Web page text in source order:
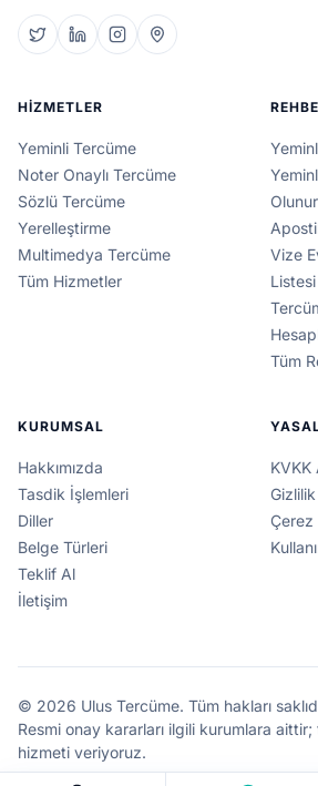
HIZMETLER
Yeminli Tercüme
Noter Onaylı Tercüme
Sözlü Tercüme
Yerelleştirme
Multimedya Tercüme
Tüm Hizmetler
Vize
Listesi
Tüm
KURUMSAL
Hakkımızda
Tasdik İşlemleri
Diller
Belge Türleri
Teklif Al
İletişim
KVKK
Çerez
© 2026 Ulus Tercüme. Tüm hakları
Resmi onay kararları ilgili kurumlara
hizmeti veriyoruz.